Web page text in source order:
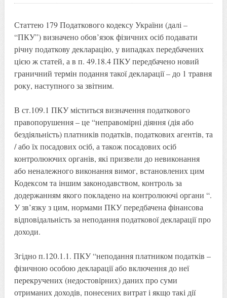
Статтею 179 Податкового кодексу України (далі –
“ПКУ”) визначено обов’язок фізичних осіб подавати
річну податкову декларацію, у випадках передбачених
цією ж статей, а в п. 49.18.4 ПКУ передбачено новий
граничний термін подання такої декларації – до 1 травня
року, наступного за звітним.
В ст.109.1 ПКУ міститься визначення податкового
правопорушення – це “неправомірні діяння (дія або
бездіяльність) платників податків, податкових агентів, та
/ або їх посадових осіб, а також посадових осіб
контролюючих органів, які призвели до невиконання
або неналежного виконання вимог, встановлених цим
Кодексом та іншим законодавством, контроль за
додержанням якого покладено на контролюючі органи “.
У зв’язку з цим, нормами ПКУ передбачена фінансова
відповідальність за неподання податкової декларації про
доходи.
Згідно п.120.1.1. ПКУ “неподання платником податків –
фізичною особою декларації або включення до неї
перекручених (недостовірних) даних про суми
отриманих доходів, понесених витрат і якщо такі дії